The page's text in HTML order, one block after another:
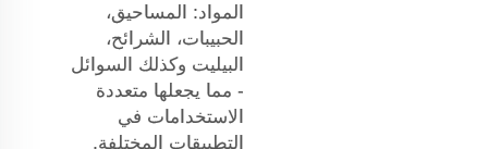
المواد: المساحيق،
الحبيبات، الشرائح،
البيليت وكذلك السوائل
- مما يجعلها متعددة
الاستخدامات في
التطبيقات المختلفة.